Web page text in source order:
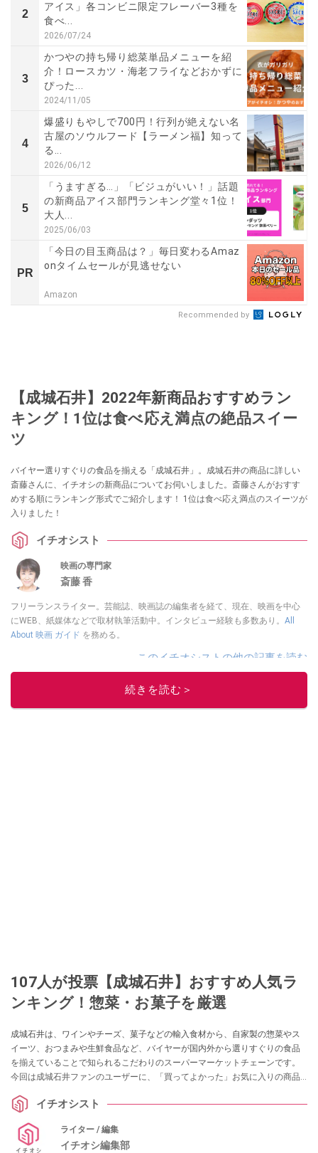
2
アイス」各コンビニ限定フレーバー3種を
食べ...
2026/07/24
3
かつやの持ち帰り総菜単品メニューを紹
介！ロースカツ・海老フライなどおかずに
ぴった...
2024/11/05
4
爆盛りもやしで700円！行列が絶えない名
古屋のソウルフード【ラーメン福】知って
る...
2026/06/12
5
「うますぎる…」「ビジュがいい！」話題
の新商品アイス部門ランキング堂々1位！
大人...
2025/06/03
PR
「今日の目玉商品は？」毎日変わるAmaz
onタイムセールが見逃せない
Amazon
Recommended by
【成城石井】2022年新商品おすすめラン
キング！1位は食べ応え満点の絶品スイー
ツ
バイヤー選りすぐりの食品を揃える「成城石井」。成城石井の商品に詳しい
斎藤さんに、イチオシの新商品についてお伺いしました。斎藤さんがおすす
めする順にランキング形式でご紹介します！ 1位は食べ応え満点のスイーツが
入りました！
イチオシスト
映画の専門家
斎藤 香
フリーランスライター。芸能誌、映画誌の編集者を経て、現在、映画を中心
にWEB、紙媒体などで取材執筆活動中。インタビュー経験も多数あり。 All
About 映画 ガイド を務める。
このイチオシストの他の記事を読む
続きを読む＞
107人が投票【成城石井】おすすめ人気ラ
ンキング！惣菜・お菓子を厳選
成城石井は、ワインやチーズ、菓子などの輸入食材から、自家製の惣菜やス
イーツ、おつまみや生鮮食品など、バイヤーが国内外から選りすぐりの食品
を揃えていることで知られるこだわりのスーパーマーケットチェーンです。
今回は成城石井ファンのユーザーに、「買ってよかった」お気に入りの商品
の口コミやオススメの食べ方が参考になるはず。さらに、成城石井の流行予
イチオシスト
ライター / 編集
イチオシ編集部